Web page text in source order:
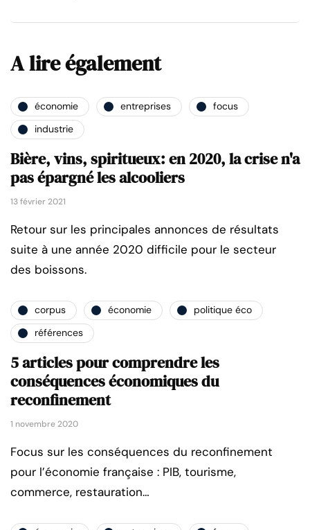
A lire également
économie entreprises
focus
industrie
Bière, vins, spiritueux: en 2020, la crise n'a
pas épargné les alcooliers
13 février 2021
Retour sur les principales annonces de résultats
suite à une année 2020 difficile pour le secteur
des boissons.
corpus économie
politique éco
références
5 articles pour comprendre les
conséquences économiques du
reconfinement
1 novembre 2020
Focus sur les conséquences du reconfinement
pour l’économie française : PIB, tourisme,
commerce, restauration…